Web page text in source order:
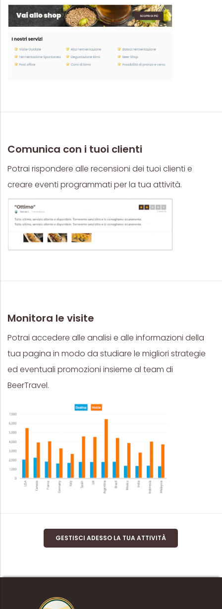
Comunica con i tuoi clienti
Potrai rispondere alle recensioni dei tuoi clienti e
creare eventi programmati per la tua attività.
Monitora le visite
Potrai accedere alle analisi e alle informazioni della
tua pagina in modo da studiare le migliori strategie
ed eventuali promozioni insieme al team di
BeerTravel.
GESTISCI ADESSO LA TUA ATTIVITÀ